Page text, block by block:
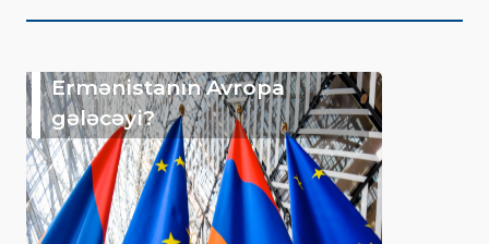
Ermənistanın Avropa
gələcəyi?